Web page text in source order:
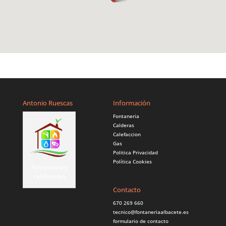
Antonio Ruescas Información
Fontaneria
Calderas
Calefaccion
Gas
Politica Privacidad
Política Cookies
Contacto
670 269 660
tecnico@fontaneriaalbacete.es
formulario de contacto